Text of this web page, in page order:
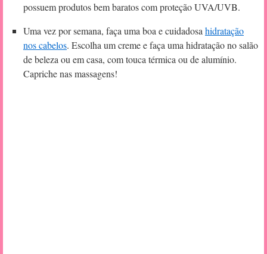
possuem produtos bem baratos com proteção UVA/UVB.
Uma vez por semana, faça uma boa e cuidadosa hidratação
nos cabelos. Escolha um creme e faça uma hidratação no salão
de beleza ou em casa, com touca térmica ou de alumínio.
Capriche nas massagens!